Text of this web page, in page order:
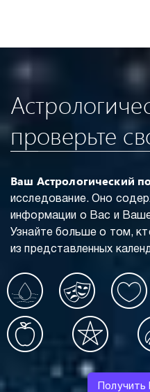
проверьте
Ваш Астрологический
исследование. Оно
информации о Вас и
Узнайте больше о том,
из представленных